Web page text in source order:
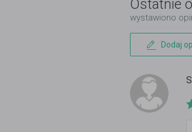
Ostatnie
wystawiono
Dodaj